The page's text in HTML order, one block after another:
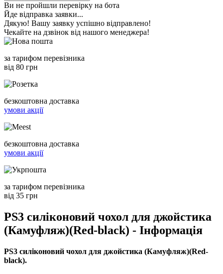
Ви не пройшли перевірку на бота
Йде відправка заявки...
Дякую! Вашу заявку успішно відправлено!
Чекайте на дзвінок від нашого менеджера!
за тарифом перевізника
від 80 грн
безкоштовна доставка
умови акції
безкоштовна доставка
умови акції
за тарифом перевізника
від 35 грн
PS3 силіконовий чохол для джойстика
(Камуфляж)(Red-black) - Інформація
PS3 силіконовий чохол для джойстика (Камуфляж)(Red-
black).